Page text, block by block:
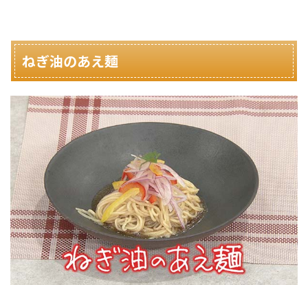
ねぎ油のあえ麺